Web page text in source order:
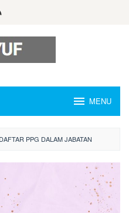
MENU
PPG DALAM JABATAN